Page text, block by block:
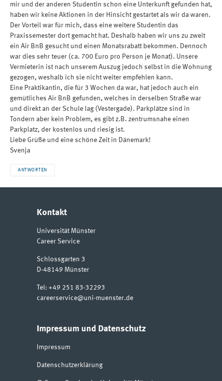
mir und der anderen Studentin schon eine Unterkunft gefunden hat,
haben wir keine Aktionen in der Hinsicht gestartet als wir da waren.
Der Vorteil war für mich, dass eine weitere Studentin das
Praxissemester dort gemacht hat. Deshalb haben wir uns zu zweit
ein Air BnB gesucht und einen Monatsrabatt bekommen. Dennoch
war dies sehr teuer (ca. 700 Euro pro Person je Monat). Unsere
Vermieterin ist nach unserem Auszug jedoch selbst in die Wohnung
gezogen, weshalb ich sie nicht weiter empfehlen kann.
Eine Praktikantin, die für 3 Wochen da war, hat jedoch auch ein
gemütliches Air BnB gefunden, welches in derselben Straße war
und direkt an der Schule lag (Vestergade). Parkplätze sind in
Tondern aber kein Problem, es gibt z.B. zentrumsnahe einen
Parkplatz, der kostenlos und riesig ist.
Liebe Grüße und eine schöne Zeit in Dänemark!
Svenja
ANTWORTEN
Kontakt
Universität Münster
Career Service
Schlossgarten 3
D-48149 Münster
Tel: +49 251 83-32293
careerservice@uni-muenster.de
Impressum und Datenschutz
Impressum
Datenschutzerklärung